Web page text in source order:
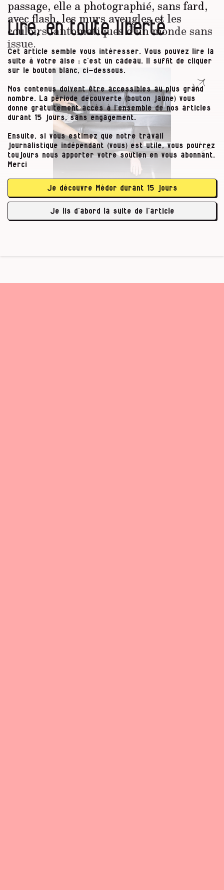
passage, elle a photographié, sans fard,
avec flash, les murs aveugles et les
couloirs fantomatiques d’un monde sans
issue.
Lire, en toute liberté
Cet article semble vous intéresser. Vous pouvez lire la
suite à votre aise : c’est un cadeau. Il suffit de cliquer
sur le bouton blanc, ci-dessous.
Nos contenus doivent être accessibles au plus grand
nombre. La période découverte (bouton jaune) vous
donne gratuitement accès à l’ensemble de nos articles
durant 15 jours, sans engagement.
Ensuite, si vous estimez que notre travail
journalistique indépendant (vous) est utile, vous pourrez
toujours nous apporter votre soutien en vous abonnant.
Merci
Je découvre Médor durant 15 jours
Je lis d’abord la suite de l’article